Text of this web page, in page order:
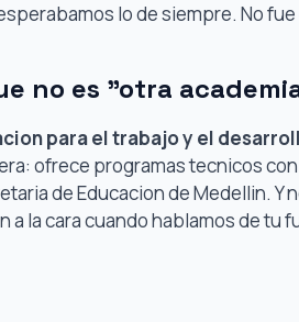
lo de siempre. No fue
no es "otra
para el trabajo y el
ofrece programas tecnicos
de Educacion de Medellin. Y
a la cara cuando hablamos de tu